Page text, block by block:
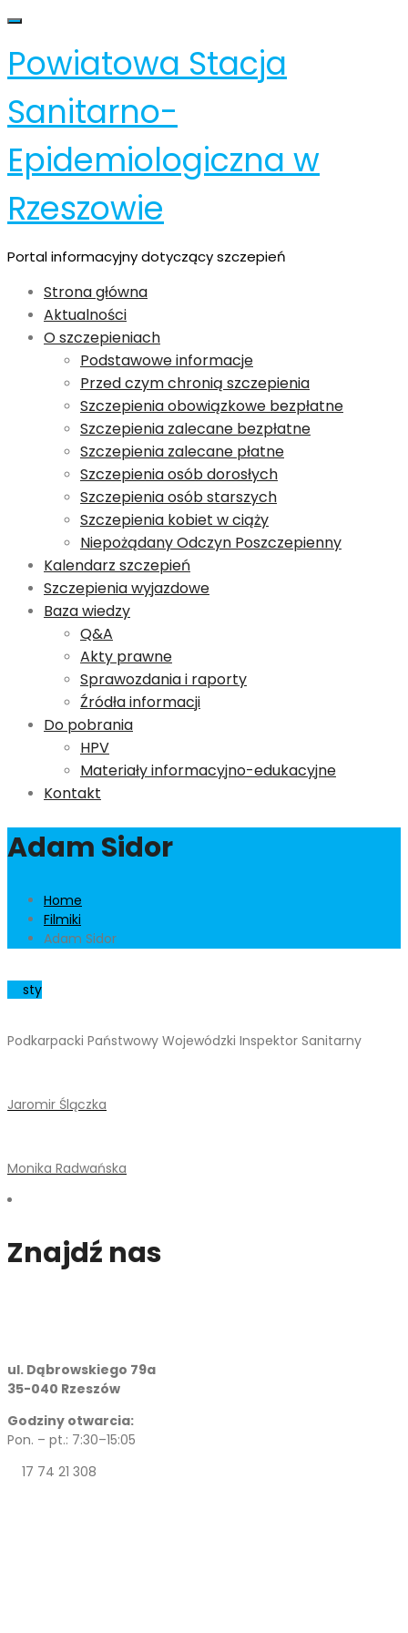
Skip
content
Toggle navigation
Powiatowa Stacja
Sanitarno-
Epidemiologiczna w
Rzeszowie
Portal informacyjny dotyczący szczepień
Strona główna
Aktualności
O szczepieniach
Podstawowe informacje
Przed czym chronią szczepienia
Szczepienia obowiązkowe bezpłatne
Szczepienia zalecane bezpłatne
Szczepienia zalecane płatne
Szczepienia osób dorosłych
Szczepienia osób starszych
Szczepienia kobiet w ciąży
Niepożądany Odczyn Poszczepienny
Kalendarz szczepień
Szczepienia wyjazdowe
Baza wiedzy
Q&A
Akty prawne
Sprawozdania i raporty
Źródła informacji
Do pobrania
HPV
Materiały informacyjno-edukacyjne
Kontakt
Adam Sidor
Home
Filmiki
Adam Sidor
sty
Podkarpacki Państwowy Wojewódzki Inspektor Sanitarny
Jaromir Ślączka
Monika Radwańska
Znajdź nas
ul. Dąbrowskiego 79a
35-040 Rzeszów
Godziny otwarcia:
Pon. – pt.: 7:30–15:05
17 74 21 308